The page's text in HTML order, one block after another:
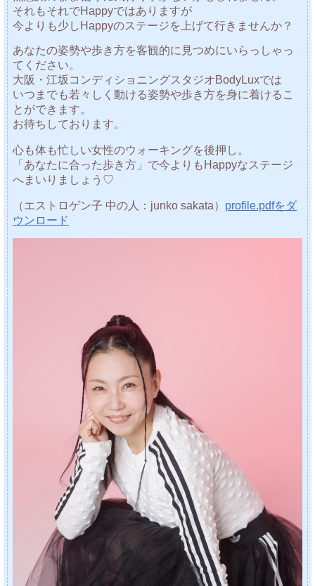
それもそれでHappyではありますが
今よりも少しHappyのステージを上げて行きませんか？
あなたの姿勢や歩き方を客観的に見つめにいらっしゃっ
てください。
大阪・江坂コンディショニングスタジオBodyLuxでは
いつまでも若々しく動ける姿勢や歩き方を身に着けるこ
とができます。
お待ちしております。
心も体も忙しい女性のウォーキングを後押し。
「あなたに合った歩き方」で今よりもHappyなステージ
へまいりましょう♡
（エストロゲン子 中の人：junko sakata） profile.pdfをダ
ウンロード